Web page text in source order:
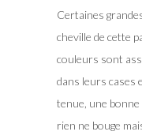
Certaines
cheville de cette
couleurs sont
dans leurs cases
tenue, une
rien ne bouge